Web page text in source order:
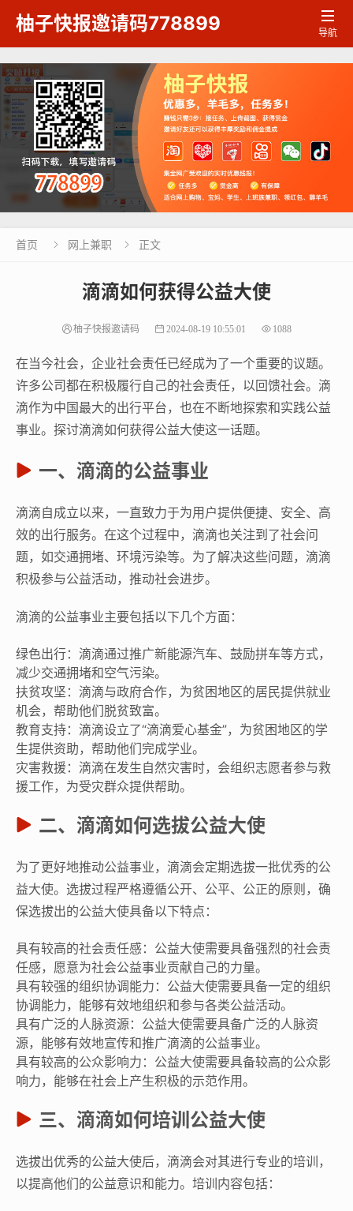
柚子快报邀请码778899 
导航
首页  网上兼职  正文
滴滴如何获得公益大使
柚子快报邀请码 2024-08-19 10:55:01 1088
在当今社会，企业社会责任已经成为了一个重要的议题。
许多公司都在积极履行自己的社会责任，以回馈社会。滴
滴作为中国最大的出行平台，也在不断地探索和实践公益
事业。探讨滴滴如何获得公益大使这一话题。
一、滴滴的公益事业
滴滴自成立以来，一直致力于为用户提供便捷、安全、高
效的出行服务。在这个过程中，滴滴也关注到了社会问
题，如交通拥堵、环境污染等。为了解决这些问题，滴滴
积极参与公益活动，推动社会进步。
滴滴的公益事业主要包括以下几个方面：
绿色出行：滴滴通过推广新能源汽车、鼓励拼车等方式，
减少交通拥堵和空气污染。
扶贫攻坚：滴滴与政府合作，为贫困地区的居民提供就业
机会，帮助他们脱贫致富。
教育支持：滴滴设立了“滴滴爱心基金”，为贫困地区的学
生提供资助，帮助他们完成学业。
灾害救援：滴滴在发生自然灾害时，会组织志愿者参与救
援工作，为受灾群众提供帮助。
二、滴滴如何选拔公益大使
为了更好地推动公益事业，滴滴会定期选拔一批优秀的公
益大使。选拔过程严格遵循公开、公平、公正的原则，确
保选拔出的公益大使具备以下特点：
具有较高的社会责任感：公益大使需要具备强烈的社会责
任感，愿意为社会公益事业贡献自己的力量。
具有较强的组织协调能力：公益大使需要具备一定的组织
协调能力，能够有效地组织和参与各类公益活动。
具有广泛的人脉资源：公益大使需要具备广泛的人脉资
源，能够有效地宣传和推广滴滴的公益事业。
具有较高的公众影响力：公益大使需要具备较高的公众影
响力，能够在社会上产生积极的示范作用。
三、滴滴如何培训公益大使
选拔出优秀的公益大使后，滴滴会对其进行专业的培训，
以提高他们的公益意识和能力。培训内容包括：